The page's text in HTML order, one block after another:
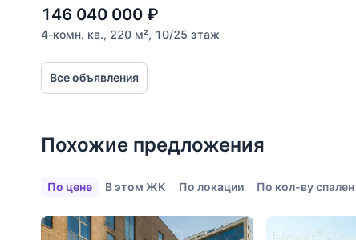
Больницы
Салоны красоты
Торговые центры
Фитнесы
Все объекты
146 040 000 ₽
4-комн. кв., 220 м², 10/25 этаж
Все объявления
Похожие предложения
По цене В этом ЖК По локации По кол-ву спален